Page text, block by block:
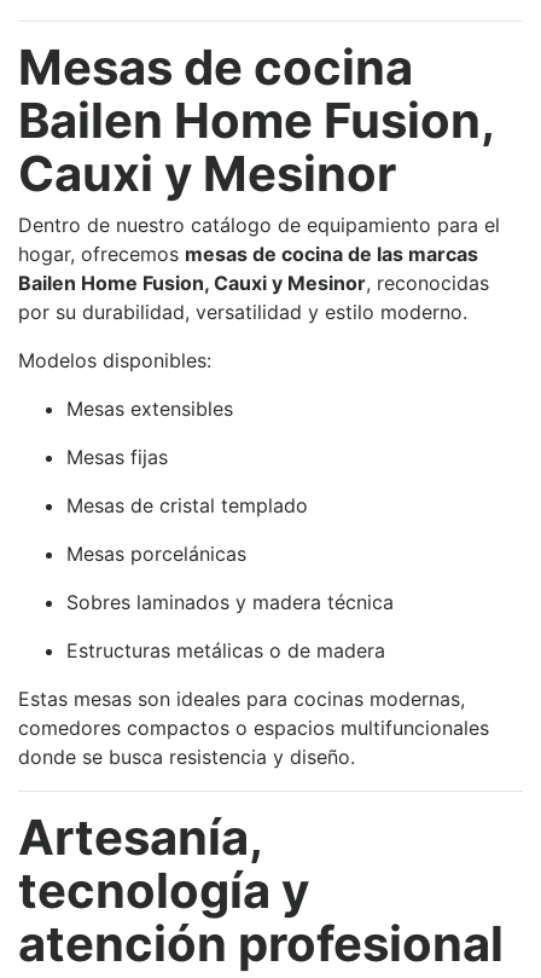
Mesas de cocina
Bailen Home Fusion,
Cauxi y Mesinor
Dentro de nuestro catálogo de equipamiento para el
hogar, ofrecemos mesas de cocina de las marcas
Bailen Home Fusion, Cauxi y Mesinor, reconocidas
por su durabilidad, versatilidad y estilo moderno.
Modelos disponibles:
Mesas extensibles
Mesas fijas
Mesas de cristal templado
Mesas porcelánicas
Sobres laminados y madera técnica
Estructuras metálicas o de madera
Estas mesas son ideales para cocinas modernas,
comedores compactos o espacios multifuncionales
donde se busca resistencia y diseño.
Artesanía,
tecnología y
atención profesional